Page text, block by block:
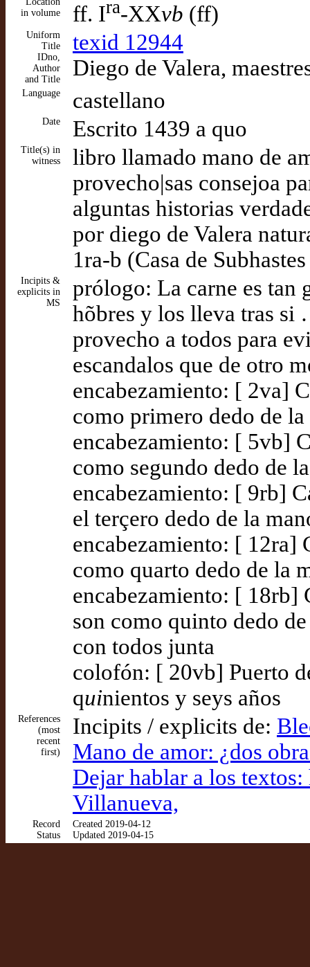
in volume
ff. Ira-XXvb (ff)
Uniform
Title
IDno,
Author
and Title
texid 12944
Diego de Valera,
Language castellano
Date Escrito 1439 a quo
Title(s) in
witness
libro llamado mano de
provecho|sas consejoa
alguntas historias
por diego de Valera
1ra-b (Casa de
Incipits &
explicits in
MS
prólogo: La carne es tan
hõbres y los lleva tras si
provecho a todos para
escandalos que de otro
encabezamiento: [ 2va]
como primero dedo de la
encabezamiento: [ 5vb]
como segundo dedo de
encabezamiento: [ 9rb]
el terçero dedo de la
encabezamiento: [ 12ra]
como quarto dedo de la
encabezamiento: [ 18rb]
son como quinto dedo
con todos junta
colofón: [ 20vb] Puerto
quinientos y seys años
References
(most
recent
first)
Incipits / explicits de:
Mano de amor: ¿dos
Dejar hablar a los
Villanueva,
Record
Status
Created 2019-04-12
Updated 2019-04-15